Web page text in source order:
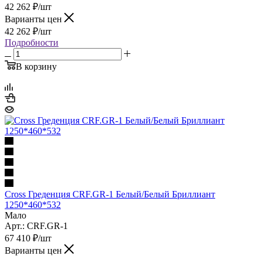
42 262 ₽/шт
Варианты цен
42 262 ₽/шт
Подробности
В корзину
Cross Греденция CRF.GR-1 Белый/Белый Бриллиант
1250*460*532
Мало
Арт.: CRF.GR-1
67 410 ₽/шт
Варианты цен